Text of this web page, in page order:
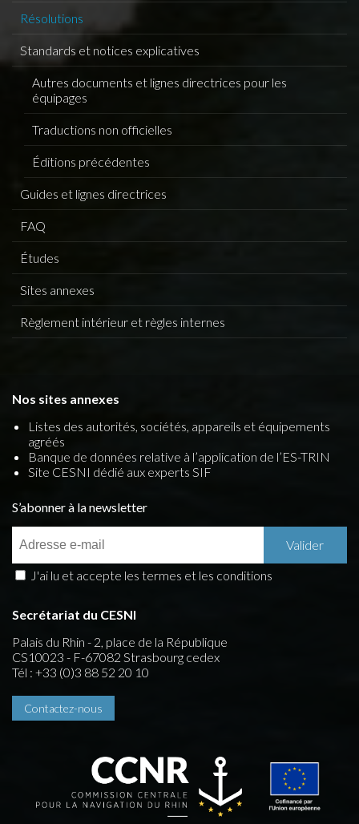
Résolutions
Standards et notices explicatives
Autres documents et lignes directrices pour les
équipages
Traductions non officielles
Éditions précédentes
Guides et lignes directrices
FAQ
Études
Sites annexes
Règlement intérieur et règles internes
Nos sites annexes
Listes des autorités, sociétés, appareils et équipements
agréés
Banque de données relative à l’application de l’ES-TRIN
Site CESNI dédié aux experts SIF
S’abonner à la newsletter
J'ai lu et accepte les termes et les conditions
Secrétariat du CESNI
Palais du Rhin - 2, place de la République
CS10023 - F-67082 Strasbourg cedex
Tél : +33 (0)3 88 52 20 10
Contactez-nous